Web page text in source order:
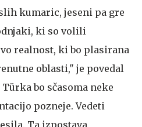
kumaric, jeseni pa gre
ki so volili
realnost, ki bo plasirana
oblasti," je povedal
bo sčasoma neke
pozneje. Vedeti
Ta izpostava